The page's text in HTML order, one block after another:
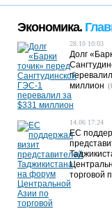
Экономика.
28.10 10:03
Долг
миллион
14.06 17:24
ЕС
торговой